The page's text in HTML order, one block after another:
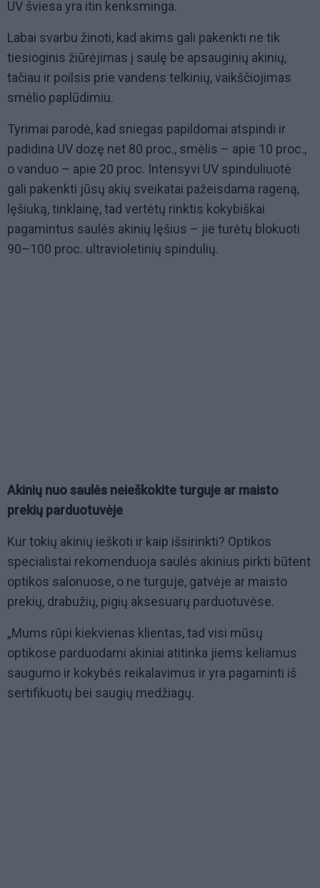
UV šviesa yra itin kenksminga.
Labai svarbu žinoti, kad akims gali pakenkti ne tik
tiesioginis žiūrėjimas į saulę be apsauginių akinių,
tačiau ir poilsis prie vandens telkinių, vaikščiojimas
smėlio paplūdimiu.
Tyrimai parodė, kad sniegas papildomai atspindi ir
padidina UV dozę net 80 proc., smėlis – apie 10 proc.,
o vanduo – apie 20 proc. Intensyvi UV spinduliuotė
gali pakenkti jūsų akių sveikatai pažeisdama rageną,
lęšiuką, tinklainę, tad vertėtų rinktis kokybiškai
pagamintus saulės akinių lęšius – jie turėtų blokuoti
90–100 proc. ultravioletinių spindulių.
Akinių nuo saulės neieškokite turguje ar maisto
prekių parduotuvėje
Kur tokių akinių ieškoti ir kaip išsirinkti? Optikos
specialistai rekomenduoja saulės akinius pirkti būtent
optikos salonuose, o ne turguje, gatvėje ar maisto
prekių, drabužių, pigių aksesuarų parduotuvėse.
„Mums rūpi kiekvienas klientas, tad visi mūsų
optikose parduodami akiniai atitinka jiems keliamus
saugumo ir kokybės reikalavimus ir yra pagaminti iš
sertifikuotų bei saugių medžiagų.